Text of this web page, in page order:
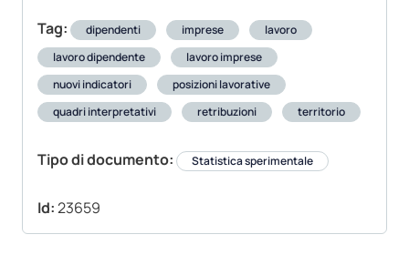
Tag: dipendenti imprese
lavoro
lavoro dipendente
lavoro imprese
nuovi indicatori
posizioni lavorative
quadri interpretativi
retribuzioni territorio
Tipo di documento: Statistica sperimentale
Id:23659